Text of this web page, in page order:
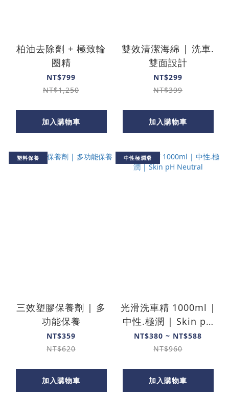
柏油去除劑 + 極致輪
圈精
NT$799
NT$1,250
加入購物車
雙效清潔海綿 | 洗車.
雙面設計
NT$299
NT$399
加入購物車
塑料保養
三效塑膠保養劑 | 多
功能保養
NT$359
NT$620
加入購物車
中性極潤滑
光滑洗車精 1000ml |
中性.極潤 | Skin pH
Neutral
NT$380 ~ NT$588
NT$960
加入購物車